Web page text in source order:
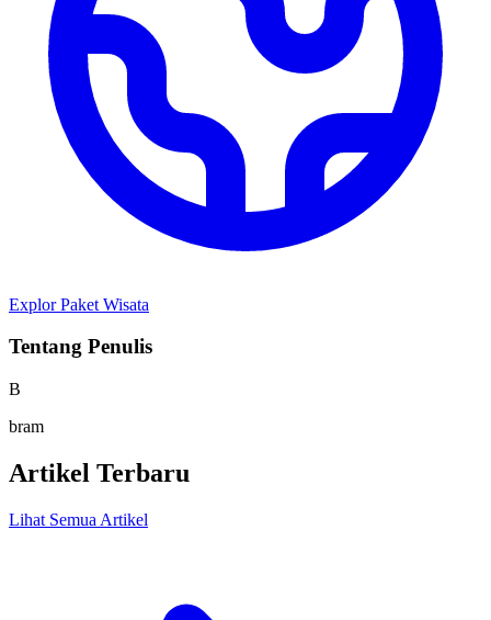
Explor Paket Wisata
Tentang Penulis
B
bram
Artikel Terbaru
Lihat Semua Artikel